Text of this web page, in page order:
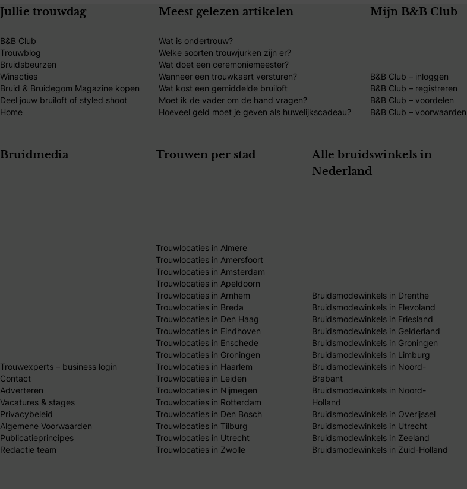
Jullie trouwdag
B&B Club
Trouwblog
Bruidsbeurzen
Winacties
Bruid & Bruidegom Magazine kopen
Deel jouw bruiloft of styled shoot
Home
Meest gelezen artikelen
Wat is ondertrouw?
Welke soorten trouwjurken zijn er?
Wat doet een ceremoniemeester?
Wanneer een trouwkaart versturen?
Wat kost een gemiddelde bruiloft
Moet ik de vader om de hand vragen?
Hoeveel geld moet je geven als huwelijkscadeau?
Mijn B&B Club
B&B Club – inloggen
B&B Club – registreren
B&B Club – voordelen
B&B Club – voorwaarden
Bruidmedia
Trouwexperts – business login
Contact
Adverteren
Vacatures & stages
Privacybeleid
Algemene Voorwaarden
Publicatieprincipes
Redactie team
Trouwen per stad
Trouwlocaties in Almere
Trouwlocaties in Amersfoort
Trouwlocaties in Amsterdam
Trouwlocaties in Apeldoorn
Trouwlocaties in Arnhem
Trouwlocaties in Breda
Trouwlocaties in Den Haag
Trouwlocaties in Eindhoven
Trouwlocaties in Enschede
Trouwlocaties in Groningen
Trouwlocaties in Haarlem
Trouwlocaties in Leiden
Trouwlocaties in Nijmegen
Trouwlocaties in Rotterdam
Trouwlocaties in Den Bosch
Trouwlocaties in Tilburg
Trouwlocaties in Utrecht
Trouwlocaties in Zwolle
Alle bruidswinkels in
Nederland
Bruidsmodewinkels in Drenthe
Bruidsmodewinkels in Flevoland
Bruidsmodewinkels in Friesland
Bruidsmodewinkels in Gelderland
Bruidsmodewinkels in Groningen
Bruidsmodewinkels in Limburg
Bruidsmodewinkels in Noord-
Brabant
Bruidsmodewinkels in Noord-
Holland
Bruidsmodewinkels in Overijssel
Bruidsmodewinkels in Utrecht
Bruidsmodewinkels in Zeeland
Bruidsmodewinkels in Zuid-Holland